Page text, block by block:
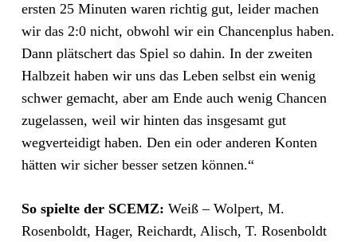
ersten 25 Minuten waren richtig gut, leider machen
wir das 2:0 nicht, obwohl wir ein Chancenplus haben.
Dann plätschert das Spiel so dahin. In der zweiten
Halbzeit haben wir uns das Leben selbst ein wenig
schwer gemacht, aber am Ende auch wenig Chancen
zugelassen, weil wir hinten das insgesamt gut
wegverteidigt haben. Den ein oder anderen Konten
hätten wir sicher besser setzen können.“
So spielte der SCEMZ: Weiß – Wolpert, M.
Rosenboldt, Hager, Reichardt, Alisch, T. Rosenboldt